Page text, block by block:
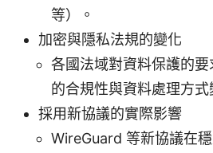
等）。
加密與隱私法規的變化
各國法域對資料保護的
的合規性與資料處理方式
採用新協議的實際影響
WireGuard 等新協議在